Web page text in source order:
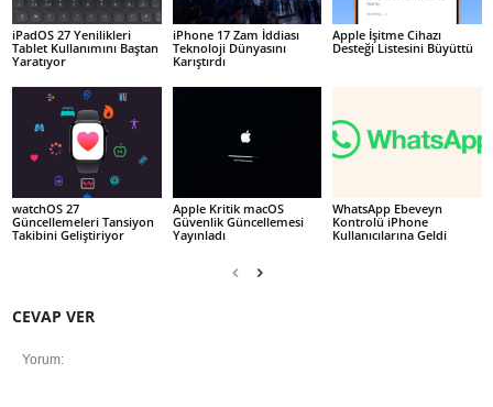
iPadOS 27 Yenilikleri
Tablet Kullanımını Baştan
Yaratıyor
iPhone 17 Zam İddiası
Teknoloji Dünyasını
Karıştırdı
Apple İşitme Cihazı
Desteği Listesini Büyüttü
watchOS 27
Güncellemeleri Tansiyon
Takibini Geliştiriyor
Apple Kritik macOS
Güvenlik Güncellemesi
Yayınladı
WhatsApp Ebeveyn
Kontrolü iPhone
Kullanıcılarına Geldi
CEVAP VER